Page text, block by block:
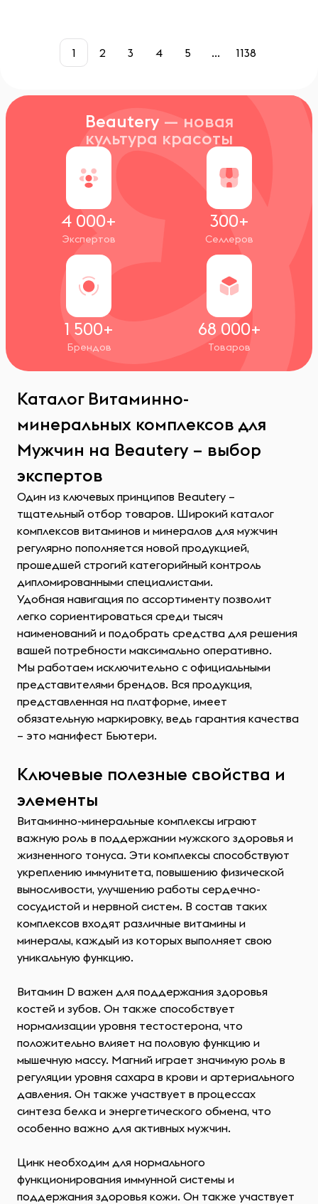
1 2 3 4 5 ... 1138
Beautery — новая
культура красоты
4 000+
Экспертов
300+
Селлеров
1 500+
Брендов
68 000+
Товаров
Каталог Витаминно-
минеральных комплексов для
Мужчин на Beautery – выбор
экспертов
Один из ключевых принципов Beautery –
тщательный отбор товаров. Широкий каталог
комплексов витаминов и минералов для мужчин
регулярно пополняется новой продукцией,
прошедшей строгий категорийный контроль
дипломированными специалистами.
Удобная навигация по ассортименту позволит
легко сориентироваться среди тысяч
наименований и подобрать средства для решения
вашей потребности максимально оперативно.
Мы работаем исключительно с официальными
представителями брендов. Вся продукция,
представленная на платформе, имеет
обязательную маркировку, ведь гарантия качества
– это манифест Бьютери.
Ключевые полезные свойства и
элементы
Витаминно-минеральные комплексы играют
важную роль в поддержании мужского здоровья и
жизненного тонуса. Эти комплексы способствуют
укреплению иммунитета, повышению физической
выносливости, улучшению работы сердечно-
сосудистой и нервной систем. В состав таких
комплексов входят различные витамины и
минералы, каждый из которых выполняет свою
уникальную функцию.
Витамин D важен для поддержания здоровья
костей и зубов. Он также способствует
нормализации уровня тестостерона, что
положительно влияет на половую функцию и
мышечную массу. Магний играет значимую роль в
регуляции уровня сахара в крови и артериального
давления. Он также участвует в процессах
синтеза белка и энергетического обмена, что
особенно важно для активных мужчин.
Цинк необходим для нормального
функционирования иммунной системы и
поддержания здоровья кожи. Он также участвует